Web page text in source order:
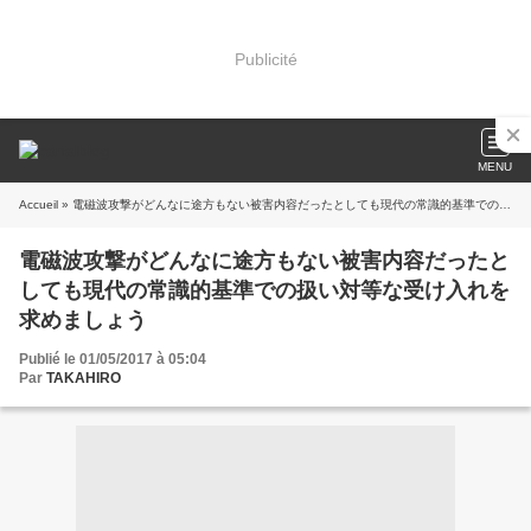
Publicité
MENU
Accueil » 電磁波攻撃がどんなに途方もない被害内容だったとしても現代の常識的基準での扱い対等な受け入れを求めましょう
電磁波攻撃がどんなに途方もない被害内容だったと
しても現代の常識的基準での扱い対等な受け入れを
求めましょう
Publié le 01/05/2017 à 05:04
Par TAKAHIRO